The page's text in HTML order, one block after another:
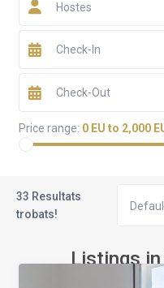
Hostes
Price range: 0 EU to 2,000
33 Resultats
trobats!
Listings